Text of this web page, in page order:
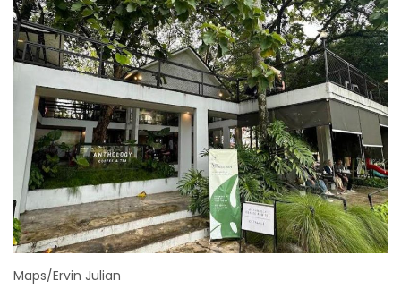
Maps/Ervin Julian